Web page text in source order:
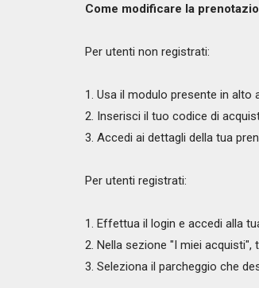
Come modificare la
Per utenti non registrati:
1. Usa il modulo presente in alto
2. Inserisci il tuo codice di
3. Accedi ai dettagli della tua
Per utenti registrati:
1. Effettua il login e accedi alla
2. Nella sezione "I miei acquisti",
3. Seleziona il parcheggio che